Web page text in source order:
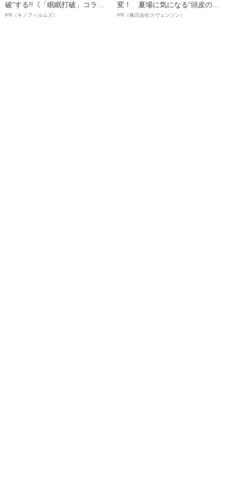
破”する!!《「眠眠打破」コラ
ボ》
PR（キノフィルムズ）
変！ 夏場に気になる“頭皮のニ
オイ”や“ベタつき”を解消す
PR（株式会社スヴェンソン）